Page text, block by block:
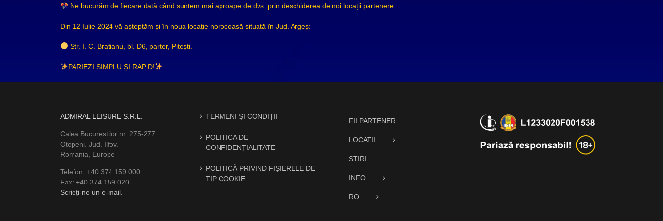
Ne bucurăm de fiecare dată când suntem mai aproape de dvs. prin deschiderea de noi locații partenere.
Din 12 Iulie 2024 vă așteptăm și în noua locație norocoasă situată în Jud. Argeș:
Str. I. C. Bratianu, bl. D6, parter, Pitești.
PARIEZI SIMPLU ȘI RAPID!
ADMIRAL LEISURE S.R.L.
Calea Bucurestilor nr. 275-277
Otopeni, Jud. Ilfov,
Romania, Europe
Telefon: +40 374 159 000
Fax: +40 374 159 020
Scrieți-ne un e-mail.
TERMENI ȘI CONDIȚII
POLITICA DE
CONFIDENȚIALITATE
POLITICĂ PRIVIND FIȘIERELE DE
TIP COOKIE
FII PARTENER
LOCATII
STIRI
INFO
RO